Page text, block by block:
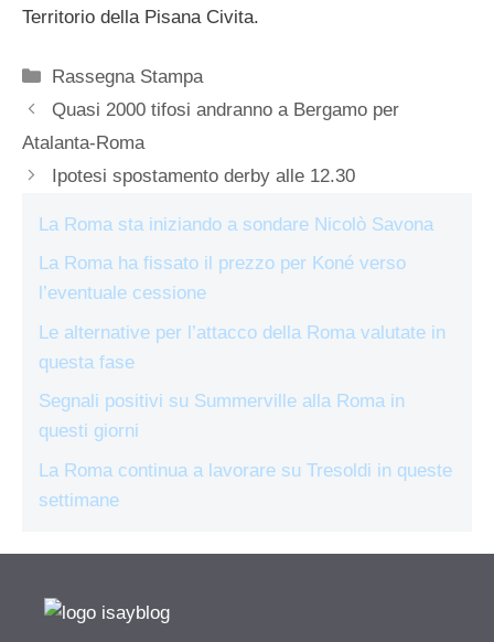
Territorio della Pisana Civita.
Categorie
Rassegna Stampa
Quasi 2000 tifosi andranno a Bergamo per
Atalanta-Roma
Ipotesi spostamento derby alle 12.30
La Roma sta iniziando a sondare Nicolò Savona
La Roma ha fissato il prezzo per Koné verso
l’eventuale cessione
Le alternative per l’attacco della Roma valutate in
questa fase
Segnali positivi su Summerville alla Roma in
questi giorni
La Roma continua a lavorare su Tresoldi in queste
settimane